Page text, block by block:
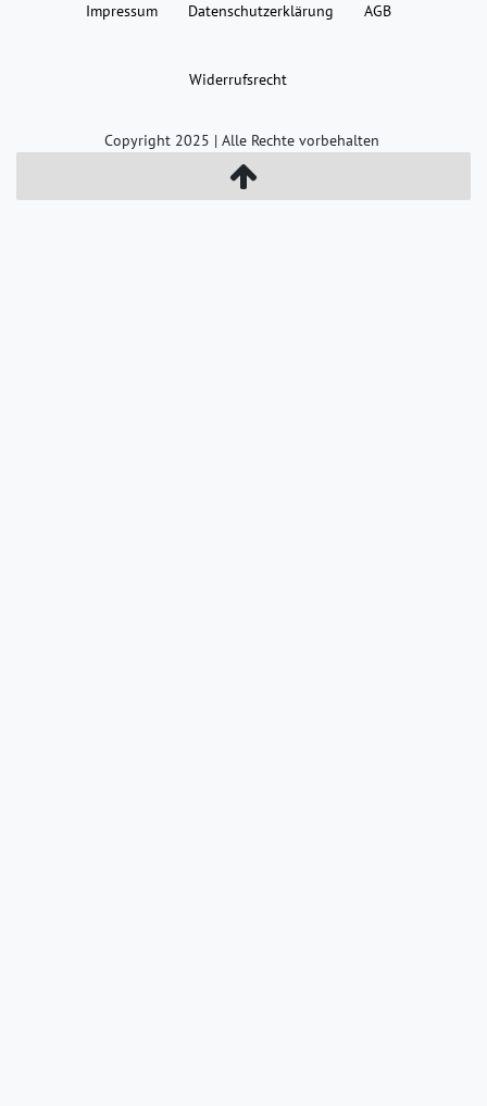
Impressum Daten­schutz­erklärung AGB
Widerrufs­recht
Copyright 2025 | Alle Rechte vorbehalten